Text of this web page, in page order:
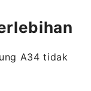
A34 tidak